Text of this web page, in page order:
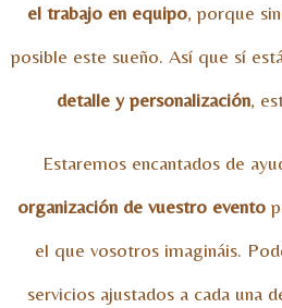
el trabajo en equipo, porque
posible este sueño. Así que sí
detalle y personalización,
Estaremos encantados de
organización de vuestro evento
el que vosotros imagináis.
servicios ajustados a cada una